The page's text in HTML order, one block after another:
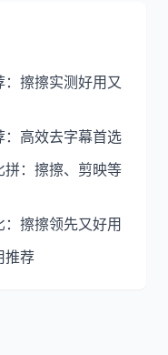
擦擦实测好用又
高效去字幕首选
：擦擦、剪映等
擦擦领先又好用
推荐